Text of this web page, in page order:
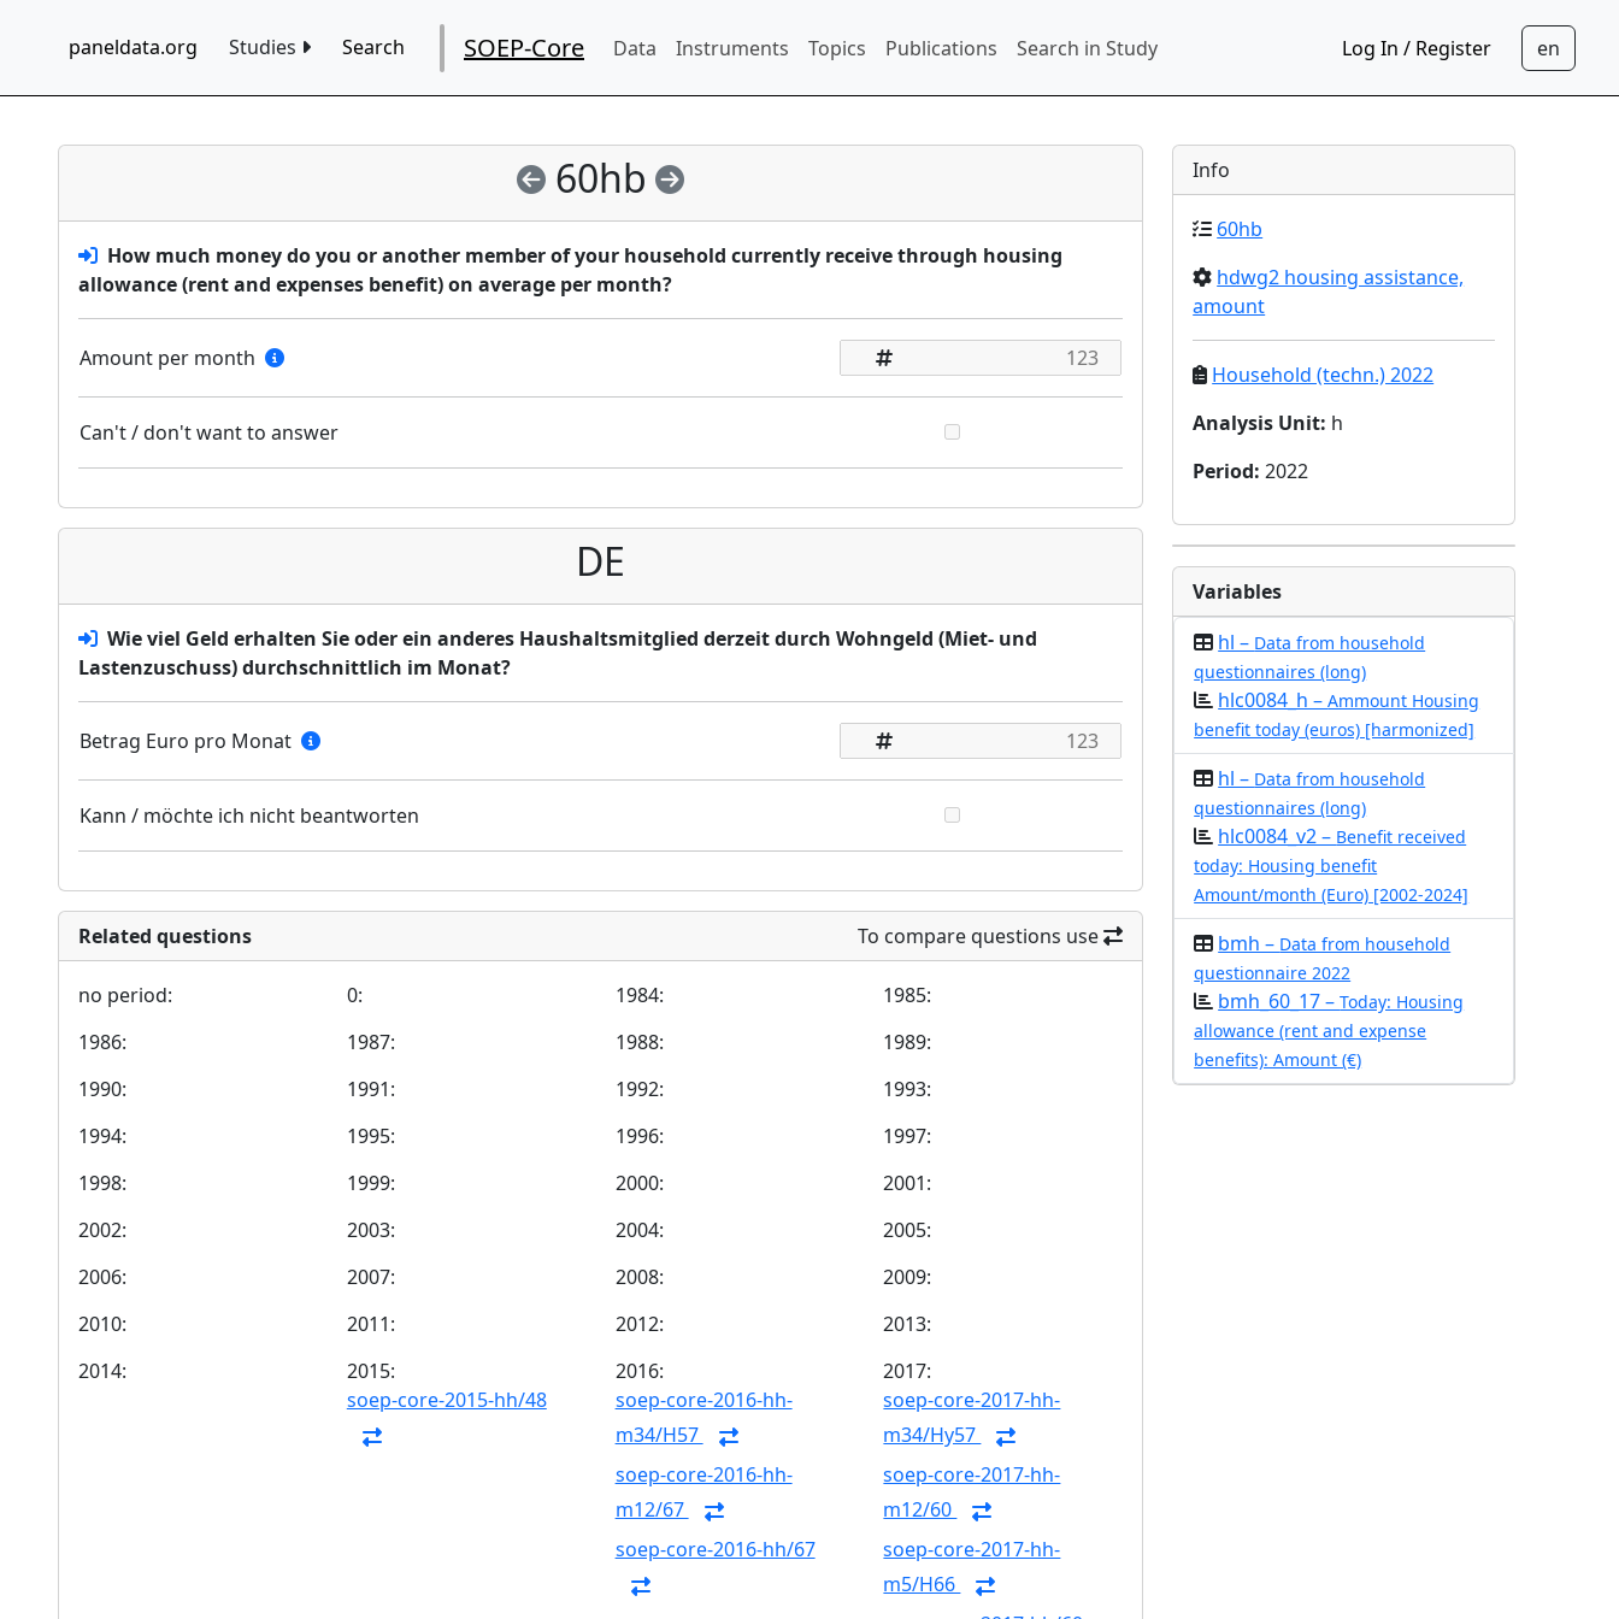
paneldata.org Studies Search SOEP-Core Data Instruments Topics Publications Search in Study Log In / Register
60hb
How much money do you or another member of your household currently receive through housing
allowance (rent and expenses benefit) on average per month?
Amount per month
Can't / don't want to answer
DE
Wie viel Geld erhalten Sie oder ein anderes Haushaltsmitglied derzeit durch Wohngeld (Miet- und
Lastenzuschuss) durchschnittlich im Monat?
Betrag Euro pro Monat
Kann / möchte ich nicht beantworten
Related questions To compare questions use
no period: 0: 1984:
1985:
1986:
1987: 1988:
1989:
1990:
1991: 1992:
1993:
1994:
1995: 1996:
1997:
1998:
1999: 2000:
2001:
2002:
2003: 2004:
2005:
2006:
2007: 2008:
2009:
2010:
2011: 2012:
2013:
2014:
2015:
soep-core-2015-hh/48
2016:
soep-core-2016-hh-
m34/H57
soep-core-2016-hh-
m12/67
soep-core-2016-hh/67
2017:
soep-core-2017-hh-
m34/Hy57
soep-core-2017-hh-
m12/60
soep-core-2017-hh-
m5/H66
Info
60hb
hdwg2 housing assistance,
amount
Household (techn.) 2022
Analysis Unit: h
Period:2022
Variables
hl – Data from household
questionnaires (long)
hlc0084_h –Ammount Housing
benefit today (euros) [harmonized]
hl – Data from household
questionnaires (long)
hlc0084_v2 – Benefit received
today: Housing benefit
Amount/month (Euro) [2002-2024]
bmh – Data from household
questionnaire 2022
bmh_60_17 –Today: Housing
allowance (rent and expense
benefits): Amount (€)